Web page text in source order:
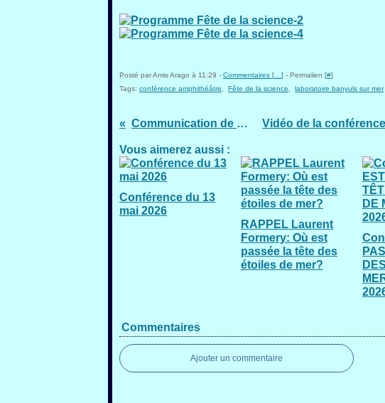
Posté par Amis Arago à 11:29 - Commentaires [ ] - Permalien [#]
Tags: conférence amphithéâtre Fête de la science laboratoire banyuls sur mer
Communication de Sorbonne Université
Vous aimerez aussi :
Conférence du 13
mai 2026
RAPPEL Laurent
Formery: Où est
passée la tête des
étoiles de mer?
Commentaires
Ajouter un commentaire